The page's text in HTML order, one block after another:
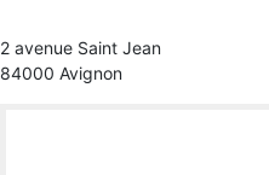
2 avenue Saint Jean
84000 Avignon